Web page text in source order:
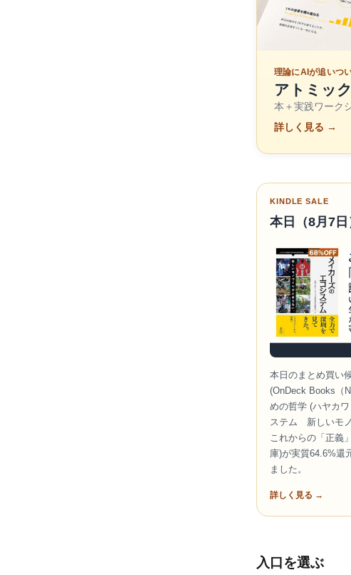
理論にAIが追いつ
アトミッ
本＋実践ワーク
詳しく見る →
KINDLE SALE
本日（8月7
本日のまとめ買い
(OnDeck Books（
めの哲学 (ハヤカ
ステム 新しいモ
これからの「正義
庫)が実質64.6%還
ました。
詳しく見る →
入口を選ぶ